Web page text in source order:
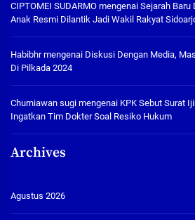
CIPTOMEI SUDARMO mengenai Sejarah Baru
Anak Resmi Dilantik Jadi Wakil Rakyat
Habibhrmengenai Diskusi Dengan Media,
Di Pilkada 2024
Churniawan sugi mengenai KPK Sebut Surat
Ingatkan Tim Dokter Soal Resiko Hukum
Archives
Agustus 2026